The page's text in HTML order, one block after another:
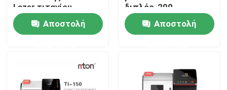
Αρχική Σελίδα
Σχετικά με εμάς
Lazer τιτανίου
εκτυπωτών
μετάλλων οδοντική
τρισδιάστατη
Αποστολή
διπλός-200
εκτυπωτών CE
οδοντοστοιχιών
προφορικός
Αποστολή